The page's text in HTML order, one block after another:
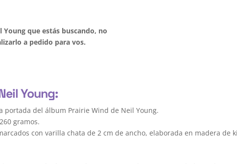
que estás buscando, no
a pedido para vos.
Young:
portada del álbum Prairie Wind de Neil Young.
gramos.
con varilla chata de 2 cm de ancho, elaborada en madera de